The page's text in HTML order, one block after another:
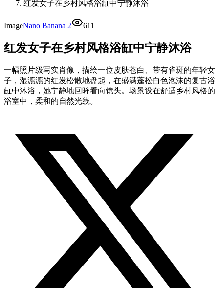
红发女子在乡村风格浴缸中宁静沐浴
ImageNano Banana 2 611
红发女子在乡村风格浴缸中宁静沐浴
一幅照片级写实肖像，描绘一位皮肤苍白、带有雀斑的年轻女
子，湿漉漉的红发松散地盘起，在盛满蓬松白色泡沫的复古浴
缸中沐浴，她宁静地回眸看向镜头。场景设在舒适乡村风格的
浴室中，柔和的自然光线。